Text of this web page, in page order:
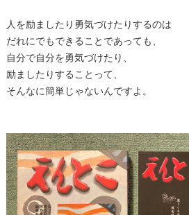
人を励ましたり勇気づけたりするのは
だれにでもできることであっても、
自分で自分を勇気づけたり、
励ましたりすることって、
そんなに簡単じゃないんですよ。